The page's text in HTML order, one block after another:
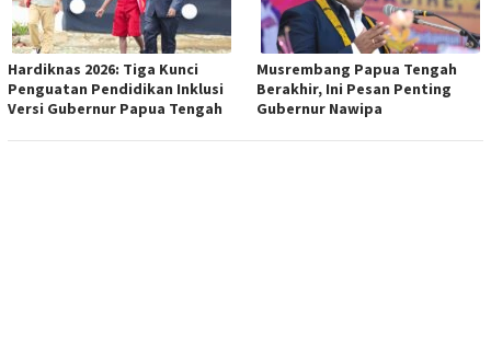
Hardiknas 2026: Tiga Kunci
Penguatan Pendidikan Inklusi
Versi Gubernur Papua Tengah
Musrembang Papua Tengah
Berakhir, Ini Pesan Penting
Gubernur Nawipa